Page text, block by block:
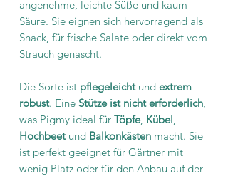
angenehme, leichte Süße und kaum
Säure. Sie eignen sich hervorragend als
Snack, für frische Salate oder direkt vom
Strauch genascht.
Die Sorte ist pflegeleicht und extrem
robust. Eine Stütze ist nicht erforderlich
was Pigmy ideal für Töpfe, Kübel
Hochbeet und Balkonkästen macht. Sie
ist perfekt geeignet für Gärtner mit
wenig Platz oder für den Anbau auf der